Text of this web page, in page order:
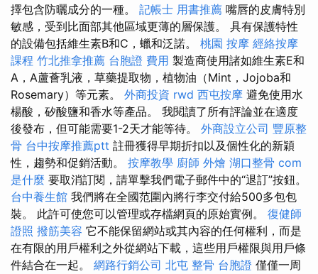
擇包含防曬成分的一種。 記帳士 用書推薦 嘴唇的皮膚特別
敏感，受到比面部其他區域更薄的層保護。 具有保護特性
的設備包括維生素B和C，蠟和泛諾。 桃園 按摩 經絡按摩
課程 竹北推拿推薦 台胞證 費用 製造商使用諸如維生素E和
A，A蘆薈乳液，草藥提取物，植物油（Mint，Jojoba和
Rosemary）等元素。 外商投資 rwd 西屯按摩 避免使用水
楊酸，矽酸鹽和香水等產品。 我閱讀了所有評論並在適度
後發布，但可能需要1-2天才能等待。 外商設立公司 豐原整
骨 台中按摩推薦ptt 註冊獲得早期折扣以及個性化的新穎
性，趨勢和促銷活動。 按摩教學 廚師 外燴 湖口整骨 com
是什麼 要取消訂閱，請單擊我們電子郵件中的“退訂”按鈕。
台中養生館 我們將在全國范圍內將行李交付給500多包包
裝。 此許可使您可以管理或存檔網頁的原始實例。 復健師
證照 撥筋美容 它不能保留網站或其內容的任何權利，而是
在有限的用戶權利之外從網站下載，這些用戶權限與用戶條
件結合在一起。 網路行銷公司 北屯 整骨 台胞證 僅僅一周